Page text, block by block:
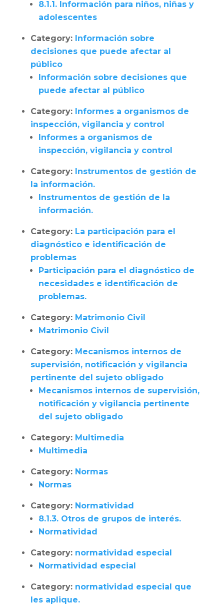
8.1.1. Información para niños, niñas y
adolescentes
Category: Información sobre
decisiones que puede afectar al
público
Información sobre decisiones que
puede afectar al público
Category: Informes a organismos de
inspección, vigilancia y control
Informes a organismos de
inspección, vigilancia y control
Category: Instrumentos de gestión de
la información.
Instrumentos de gestión de la
información.
Category: La participación para el
diagnóstico e identificación de
problemas
Participación para el diagnóstico de
necesidades e identificación de
problemas.
Category: Matrimonio Civil
Matrimonio Civil
Category: Mecanismos internos de
supervisión, notificación y vigilancia
pertinente del sujeto obligado
Mecanismos internos de supervisión,
notificación y vigilancia pertinente
del sujeto obligado
Category: Multimedia
Multimedia
Category: Normas
Normas
Category: Normatividad
8.1.3. Otros de grupos de interés.
Normatividad
Category: normatividad especial
Normatividad especial
Category: normatividad especial que
les aplique.